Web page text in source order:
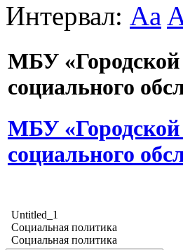
Интервал: Aa
МБУ
социального
МБУ
социального
Untitled_1
Социальная политика
Социальная политика